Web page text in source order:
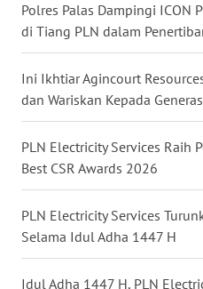
Polres Palas Dampingi ICON
di Tiang PLN dalam
Ini Ikhtiar Agincourt
dan Wariskan Kepada
PLN Electricity Services Raih
Best CSR Awards 2026
PLN Electricity Services
Selama Idul Adha 1447 H
Idul Adha 1447 H, PLN
WN
WN
WN
KALTENG
WN
KALTARA